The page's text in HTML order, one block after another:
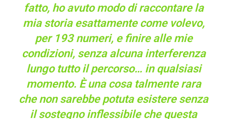
fatto, ho avuto modo di raccontare la
mia storia esattamente come volevo,
per 193 numeri, e finire alle mie
condizioni, senza alcuna interferenza
lungo tutto il percorso… in qualsiasi
momento. È una cosa talmente rara
che non sarebbe potuta esistere senza
il sostegno inflessibile che questa